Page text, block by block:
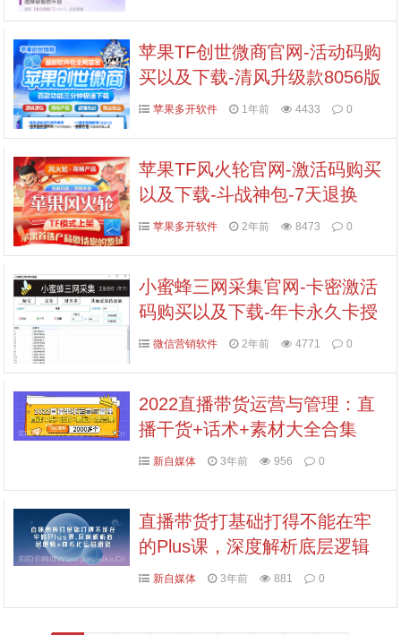
苹果TF创世微商官网-活动码购
买以及下载-清风升级款8056版
本-不退换
苹果多开软件 1年前 4433 0
苹果TF风火轮官网-激活码购买
以及下载-斗战神包-7天退换
苹果多开软件 2年前 8473 0
小蜜蜂三网采集官网-卡密激活
码购买以及下载-年卡永久卡授
权微信营销软件 2年前 4771 0
2022直播带货运营与管理：直
播干货+话术+素材大全合集
新自媒体 3年前 956 0
直播带货打基础打得不能在牢
的Plus课，深度解析底层逻辑
+体系化运营思路
新自媒体 3年前 881 0